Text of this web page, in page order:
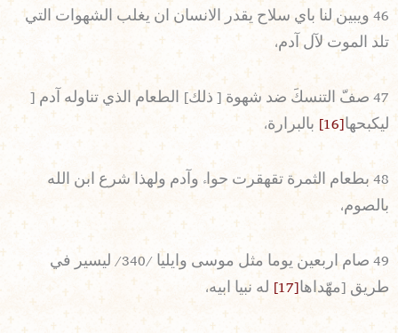
46 ويبين لنا باي سلاح يقدر الانسان ان يغلب الشهوات التي
تلد الموت لآل آدم،
47 صفّ التنسكَ ضد شهوة [ ذلك] الطعام الذي تناوله آدم [
ليكبحها[16] بالبرارة،
48 بطعام الثمرة تقهقرت حواء وآدم ولهذا شرع ابن الله
بالصوم،
49 صام اربعين يوما مثل موسى وايليا /340/ ليسير في
طريق [مهّداها[17] له نبيا ابيه،